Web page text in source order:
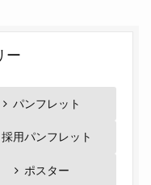
ー
パンフレット
採用パンフレット
ポスター